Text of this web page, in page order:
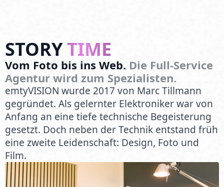
STORYTIME
Vom Foto bis ins Web. Die Full-Service
Agentur wird zum Spezialisten.
emtyVISION wurde 2017 von Marc Tillmann
gegründet. Als gelernter Elektroniker war von
Anfang an eine tiefe technische Begeisterung
gesetzt. Doch neben der Technik entstand früh
eine zweite Leidenschaft: Design, Foto und
Film.